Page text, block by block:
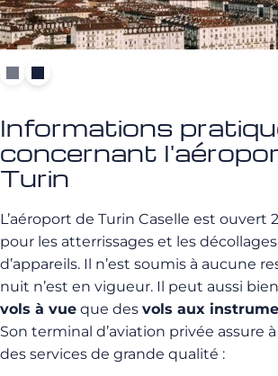
Informations
concernant
Turin
L’aéroport de Turin Caselle est ouvert
pour les atterrissages et les
d’appareils. Il n’est soumis à aucune
nuit n’est en vigueur. Il peut aussi
vols à vue que des vols aux
Son terminal d’aviation privée assure
des services de grande qualité :